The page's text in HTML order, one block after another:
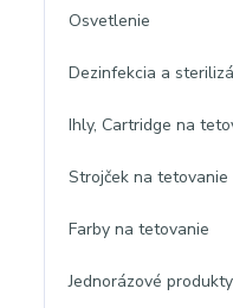
Osvetlenie
Dezinfekcia a
Ihly, Cartridge na
Strojček na tetovanie
Farby na tetovanie
Jednorázové